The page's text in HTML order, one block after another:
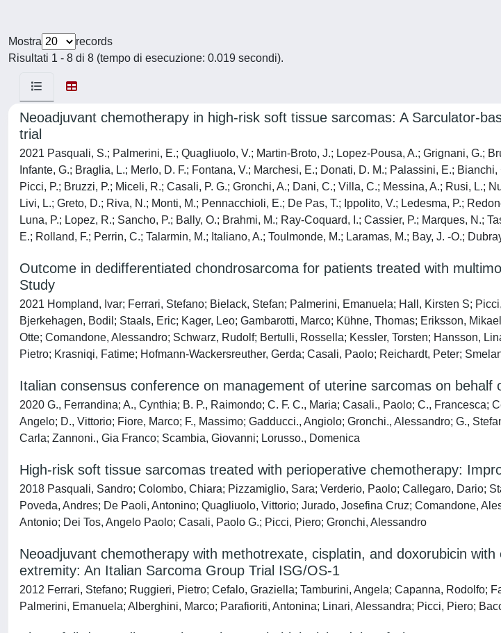
Mostra
records
Risultati 1 - 8 di 8 (tempo di esecuzione: 0.019 secondi).
Neoadjuvant chemotherapy in high-risk soft tissue sarcomas: A Sarculator-
trial
2021 Pasquali, S.; Palmerini, E.; Quagliuolo, V.; Martin-Broto, J.; Lopez-Pousa, A.; Grignani, G.;
Infante, G.; Braglia, L.; Merlo, D. F.; Fontana, V.; Marchesi, E.; Donati, D. M.; Palassini, E.;
Picci, P.; Bruzzi, P.; Miceli, R.; Casali, P. G.; Gronchi, A.; Dani, C.; Villa, C.; Messina, A.; Rusi, L.;
Livi, L.; Greto, D.; Riva, N.; Monti, M.; Pennacchioli, E.; De Pas, T.; Ippolito, V.; Ledesma, P.;
Luna, P.; Lopez, R.; Sancho, P.; Bally, O.; Brahmi, M.; Ray-Coquard, I.; Cassier, P.; Marques, N.;
E.; Rolland, F.; Perrin, C.; Talarmin, M.; Italiano, A.; Toulmonde, M.; Laramas, M.; Bay, J. -O.;
Outcome in dedifferentiated chondrosarcoma for patients treated with
Study
2021 Hompland, Ivar; Ferrari, Stefano; Bielack, Stefan; Palmerini, Emanuela; Hall, Kirsten S;
Bjerkehagen, Bodil; Staals, Eric; Kager, Leo; Gambarotti, Marco; Kühne, Thomas; Eriksson,
Otte; Comandone, Alessandro; Schwarz, Rudolf; Bertulli, Rossella; Kessler, Torsten; Hansson,
Pietro; Krasniqi, Fatime; Hofmann-Wackersreuther, Gerda; Casali, Paolo; Reichardt, Peter;
Italian consensus conference on management of uterine sarcomas on behalf
2020 G., Ferrandina; A., Cynthia; B. P., Raimondo; C. F. C., Maria; Casali., Paolo; C.,
Angelo; D., Vittorio; Fiore, Marco; F., Massimo; Gadducci., Angiolo; Gronchi., Alessandro; G.,
Carla; Zannoni., Gia Franco; Scambia, Giovanni; Lorusso., Domenica
High-risk soft tissue sarcomas treated with perioperative chemotherapy:
2018 Pasquali, Sandro; Colombo, Chiara; Pizzamiglio, Sara; Verderio, Paolo; Callegaro, Dario;
Poveda, Andres; De Paoli, Antonino; Quagliuolo, Vittorio; Jurado, Josefina Cruz; Comandone,
Antonio; Dei Tos, Angelo Paolo; Casali, Paolo G.; Picci, Piero; Gronchi, Alessandro
Neoadjuvant chemotherapy with methotrexate, cisplatin, and doxorubicin
extremity: An Italian Sarcoma Group Trial ISG/OS-1
2012 Ferrari, Stefano; Ruggieri, Pietro; Cefalo, Graziella; Tamburini, Angela; Capanna, Rodolfo;
Palmerini, Emanuela; Alberghini, Marco; Parafioriti, Antonina; Linari, Alessandra; Picci, Piero;